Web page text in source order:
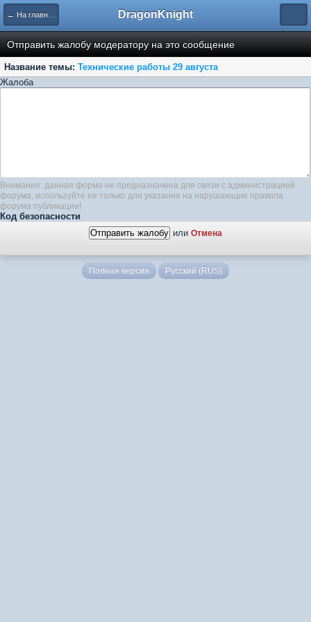
← На главную DragonKnight
Отправить жалобу модератору на это сообщение
Название темы: Технические работы 29 августа
Жалоба
Внимание: данная форма не предназначена для связи с администрацией
форума, используйте ее только для указания на нарушающие правила
форума публикации!
Код безопасности
или Отмена
Полная версия Русский (RUS)